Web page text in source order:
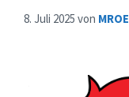
8. Juli 2025 von